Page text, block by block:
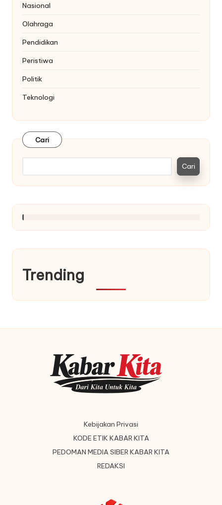
Nasional
Olahraga
Pendidikan
Peristiwa
Politik
Teknologi
Cari
Cari
Trending
Kebijakan Privasi
KODE ETIK KABAR KITA
PEDOMAN MEDIA SIBER KABAR KITA
REDAKSI